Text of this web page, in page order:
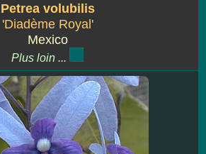
Petrea volubilis
'Diadème Royal'
Mexico
Plus loin ...